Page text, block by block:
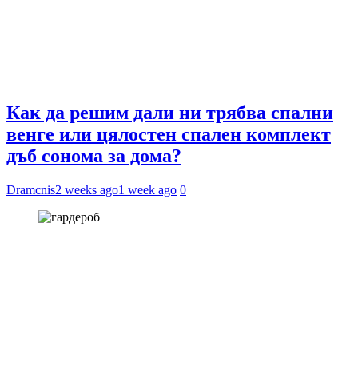
Как да решим дали ни трябва спални
венге или цялостен спален комплект
дъб сонома за дома?
Dramcnis2 weeks ago1 week ago 0